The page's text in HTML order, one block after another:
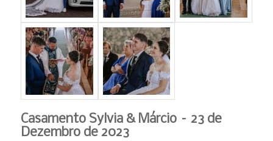
Casamento Sylvia & Márcio – 23 de
Dezembro de 2023